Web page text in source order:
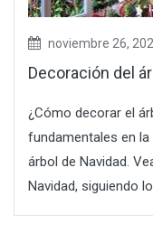
noviembre 26,
Decoración del
¿Cómo decorar el
fundamentales en
árbol de Navidad.
Navidad, siguiendo